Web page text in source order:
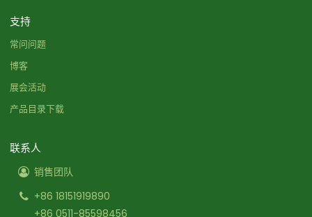
支持
常问问题
博客
展会活动
产品目录下载
联系人
销售团队
+86 18151919890
+86 0511-85598456